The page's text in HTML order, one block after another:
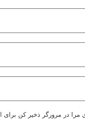
در مرورگر ذخیر کن برای